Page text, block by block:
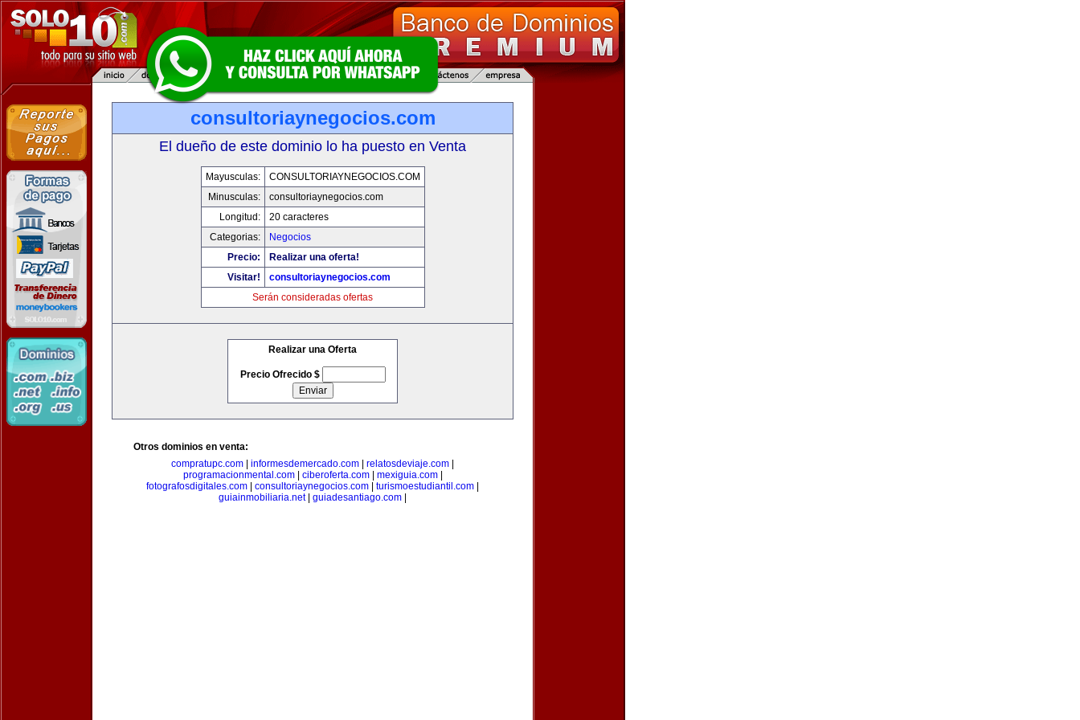
consultoriaynegocios.com
El dueño de este dominio lo ha puesto en Venta
Mayusculas:
CONSULTORIAYNEGOCIOS.COM
Minusculas:
consultoriaynegocios.com
Longitud:
20 caracteres
Categorias:
Negocios
Precio:
Realizar una oferta!
Visitar!
consultoriaynegocios.com
Serán consideradas ofertas
Realizar una Oferta
Precio Ofrecido $
Otros dominios en venta:
compratupc.com
informesdemercado.com relatosdeviaje.com
programacionmental.com| ciberoferta.com| mexiguia.com|
fotografosdigitales.com
consultoriaynegocios.com turismoestudiantil.com
guiainmobiliaria.net| guiadesantiago.com